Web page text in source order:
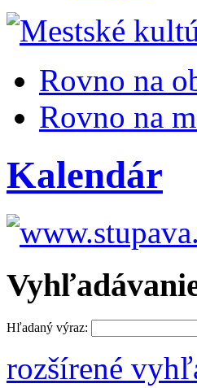
Rovno na
Rovno na
Kalendár
Hľadaný výraz:
rozšírené